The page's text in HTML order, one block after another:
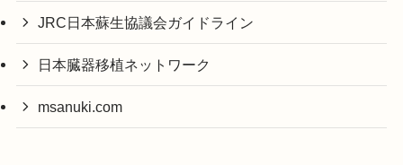
JRC日本蘇生協議会ガイドライン
日本臓器移植ネットワーク
msanuki.com